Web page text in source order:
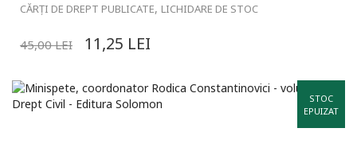
CĂRȚI DE DREPT PUBLICATE, LICHIDARE DE STOC
45,00LEI 11,25 LEI
STOC
EPUIZAT